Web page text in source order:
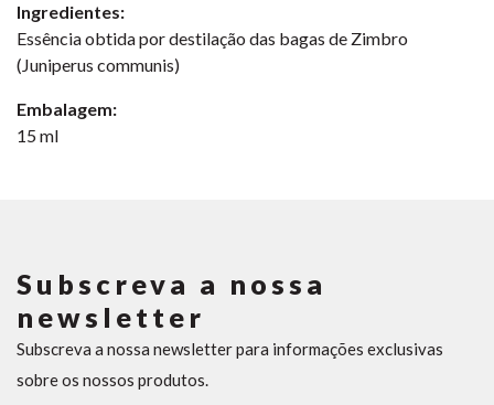
Ingredientes:
Essência obtida por destilação das bagas de Zimbro
(Juniperus communis)
Embalagem:
15 ml
Subscreva a nossa
newsletter
Subscreva a nossa newsletter para informações exclusivas
sobre os nossos produtos.